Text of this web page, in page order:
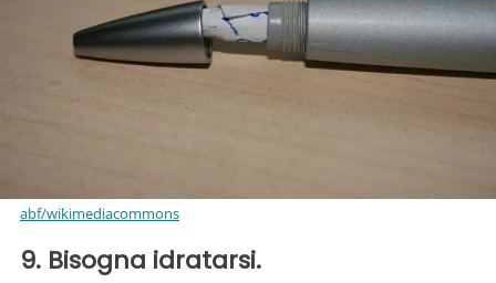
abf/wikimediacommons
9. Bisogna idratarsi.